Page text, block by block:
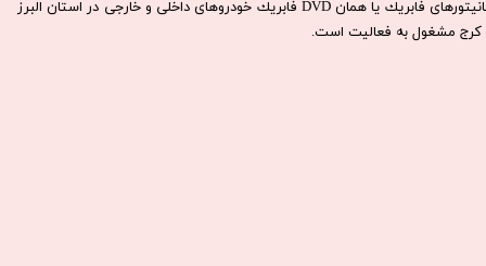
مانيتورهای فابريك يا همان DVD فابريك خودروهای داخلی و خارجی در استان البرز
كرج مشغول به فعاليت است.​​​​​​​